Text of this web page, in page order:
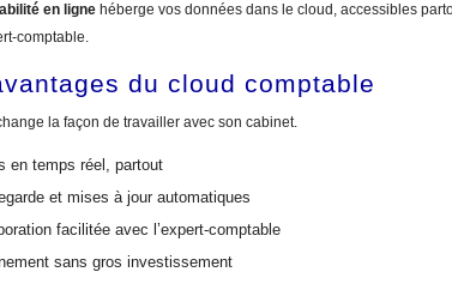
en ligne héberge vos données dans le cloud, accessibles
comptable.
du cloud comptable
la façon de travailler avec son cabinet.
en temps réel, partout
et mises à jour automatiques
facilitée avec l’expert-comptable
sans gros investissement